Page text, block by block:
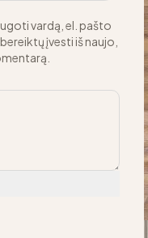
vardą, el. pašto
įvesti iš naujo,